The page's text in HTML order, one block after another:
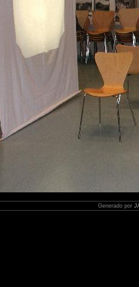
Generado por